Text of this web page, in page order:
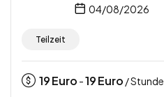
04/08/2026
Teilzeit
19Euro -19Euro / Stunde